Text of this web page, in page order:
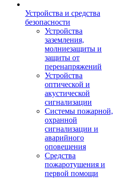
Устройства и средства
безопасности
Устройства
заземления,
молниезащиты и
защиты от
перенапряжений
Устройства
оптической и
акустической
сигнализации
Системы пожарной,
охранной
сигнализации и
аварийного
оповещения
Средства
пожаротушения и
первой помощи